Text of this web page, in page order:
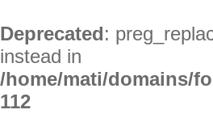
Deprecated:
instead in
/home/mati/domains/
112